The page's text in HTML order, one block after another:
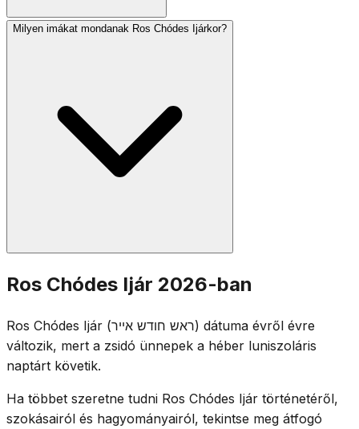
esik. A hónapot a gyógyulással hozzák kapcsolatba –
Ijár héber betűi az 'Áni Hásém Rofechá' (Én vagyok az
Örökkévaló, a te gyógyítód) kezdőbetűi.
Milyen imákat mondanak Ros Chódes Ijárkor?
A szokásos Ros Chódes imákat mondják: fél Hállél,
Jáálé VeJávó, a Tóra-olvasmány és Muszáf. Mivel Ros
Chódes Ijár az Ómer-időszakra esik, az Ómer-számlálás
az esti istentiszteleteken folytatódik. Az Ómer félig
gyászos szokásai Ros Chódesen is érvényben
maradnak.
Ros Chódes Ijár 2026-ban
Ros Chódes Ijár (ראש חודש אייר) dátuma évről évre
változik, mert a zsidó ünnepek a héber luniszoláris
naptárt követik.
Ha többet szeretne tudni Ros Chódes Ijár történetéről,
szokásairól és hagyományairól, tekintse meg átfogó